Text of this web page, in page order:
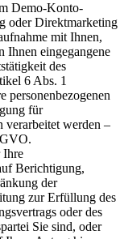
Demo-Konto-
oder Direktmarketing
mit Ihnen,
Ihnen eingegangene
des
6 Abs. 1
personenbezogenen
für
verarbeitet werden –
Ihre
Berichtigung,
der
zur Erfüllung des
oder des
Sie sind, oder